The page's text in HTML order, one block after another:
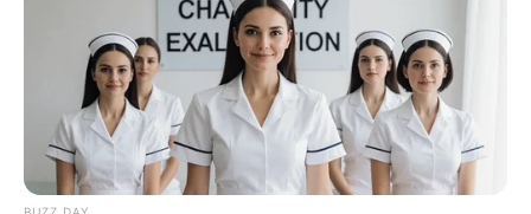
BUZZ DAY